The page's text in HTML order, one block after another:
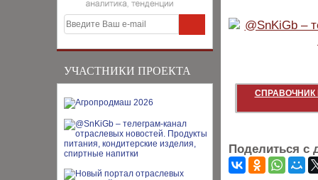
УЧАСТНИКИ ПРОЕКТА
СПРАВОЧНИК
Поделиться с